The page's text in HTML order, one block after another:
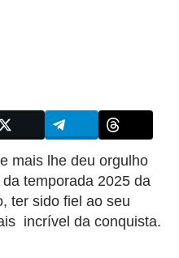
mais lhe deu orgulho
temporada 2025 da
ter sido fiel ao seu
incrível da conquista.